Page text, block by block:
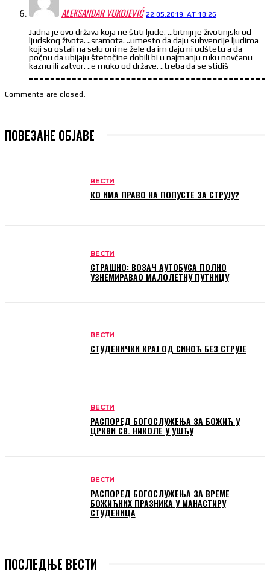
ALEKSANDAR VUKOJEVIĆ 22.05.2019. AT 18:26
Jadna je ovo država koja ne štiti ljude. …bitniji je životinjski od
ljudskog života. ..sramota. ..umesto da daju subvencije ljudima
koji su ostali na selu oni ne žele da im daju ni odštetu a da
počnu da ubijaju štetočine dobili bi u najmanju ruku novčanu
kaznu ili zatvor. ..e muko od države. ..treba da se stidiš
Comments are closed.
ПОВЕЗАНЕ ОБЈАВЕ
ВЕСТИ
КО ИМА ПРАВО НА ПОПУСТЕ ЗА СТРУЈУ?
ВЕСТИ
СТРАШНО: ВОЗАЧ АУТОБУСА ПОЛНО
УЗНЕМИРАВАО МАЛОЛЕТНУ ПУТНИЦУ
ВЕСТИ
СТУДЕНИЧКИ КРАЈ ОД СИНОЋ БЕЗ СТРУЈЕ
ВЕСТИ
РАСПОРЕД БОГОСЛУЖЕЊА ЗА БОЖИЋ У
ЦРКВИ СВ. НИКОЛЕ У УШЋУ
ВЕСТИ
РАСПОРЕД БОГОСЛУЖЕЊА ЗА ВРЕМЕ
БОЖИЋНИХ ПРАЗНИКА У МАНАСТИРУ
СТУДЕНИЦА
ПОСЛЕДЊЕ ВЕСТИ